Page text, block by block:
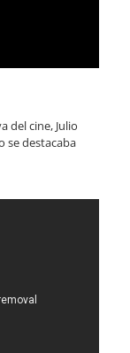
del cine, Julio
se destacaba